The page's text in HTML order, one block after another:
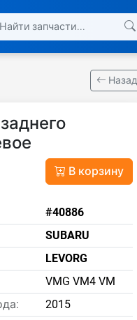
Назад
В корзину
#40886
SUBARU
LEVORG
VMG VM4 VM
2015